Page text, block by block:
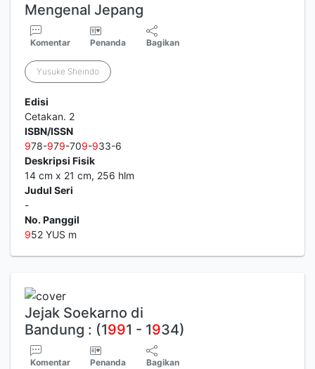
Mengenal Jepang
Komentar Penanda Bagikan
Yusuke Sheindo
Edisi
Cetakan. 2
ISBN/ISSN
978-979-709-933-6
Deskripsi Fisik
14 cm x 21 cm, 256 hlm
Judul Seri
-
No. Panggil
952 YUS m
Jejak Soekarno di
Bandung : (1991 - 1934)
Komentar Penanda Bagikan